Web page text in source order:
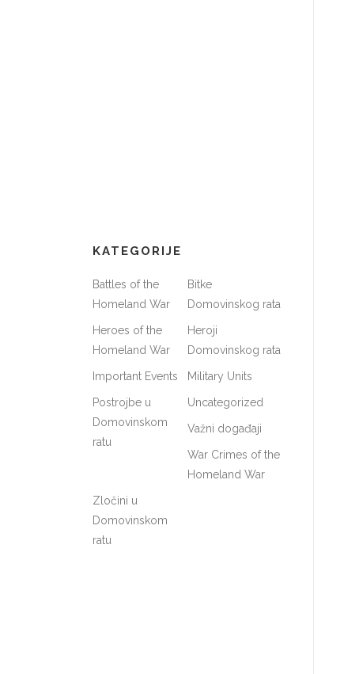
KATEGORIJE
Battles of the
Homeland War
Bitke
Domovinskog rata
Heroes of the
Homeland War
Heroji
Domovinskog rata
Important Events Military Units
Postrojbe u
Domovinskom
ratu
Uncategorized
Važni događaji
War Crimes of the
Homeland War
Zločini u
Domovinskom
ratu